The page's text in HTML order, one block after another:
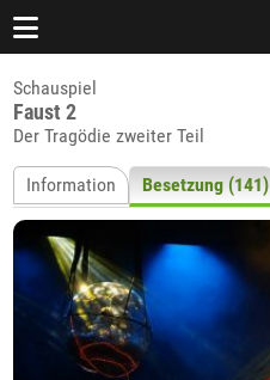
Schauspiel
Faust 2
Der Tragödie zweiter Teil
Information Besetzung (141)